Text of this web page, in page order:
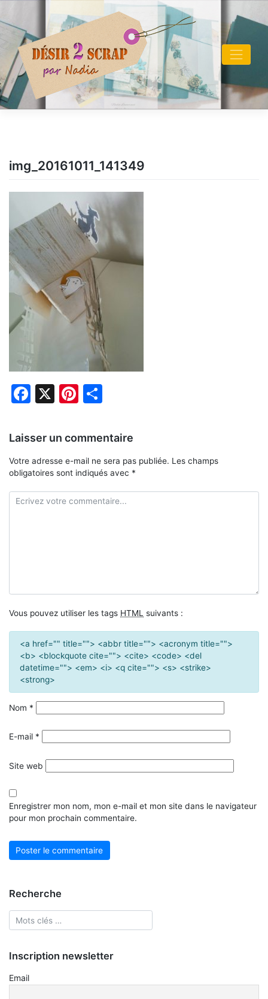
content
img_20161011_141349
Facebook
X Pinterest
Laisser un commentaire
Votre adresse e-mail ne sera pas publiée. Les champs
obligatoires sont indiqués avec *
Vous pouvez utiliser les tags HTML suivants :
<a href="" title=""> <abbr title=""> <acronym title="">
<b> <blockquote cite=""> <cite> <code> <del
datetime=""> <em> <i> <q cite=""> <s> <strike>
<strong>
Nom *
E-mail *
Site web
Enregistrer mon nom, mon e-mail et mon site dans le navigateur
pour mon prochain commentaire.
Recherche
Inscription newsletter
Email